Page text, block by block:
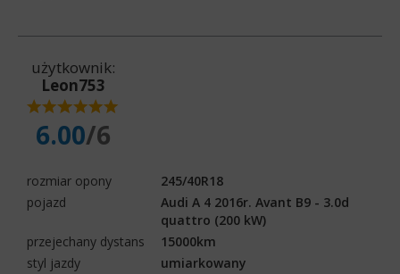
użytkownik:
Leon753
6.00/6
rozmiar opony
245/40R18
pojazd
Audi A 4 2016r. Avant B9 - 3.0d
quattro (200 kW)
przejechany dystans
15000km
styl jazdy
umiarkowany